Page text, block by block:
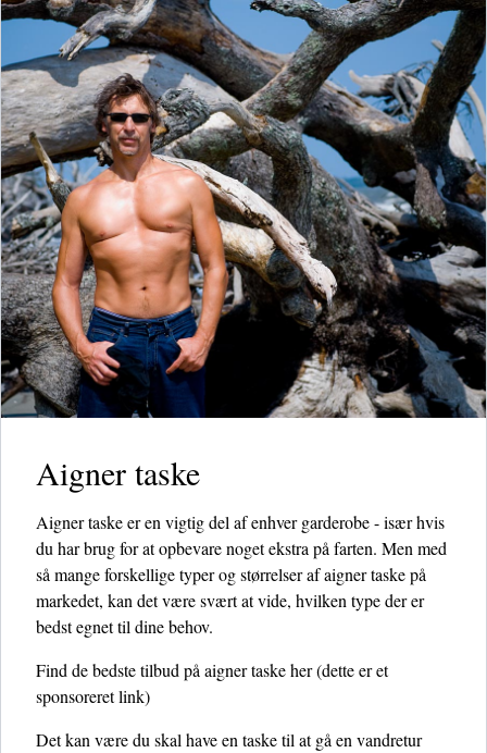
Aigner taske
Aigner taske er en vigtig del af enhver garderobe - især hvis
du har brug for at opbevare noget ekstra på farten. Men med
så mange forskellige typer og størrelser af aigner taske på
markedet, kan det være svært at vide, hvilken type der er
bedst egnet til dine behov.
Find de bedste tilbud på aigner taske her(dette er et
sponsoreret link)
Det kan være du skal have en taske til at gå en vandretur